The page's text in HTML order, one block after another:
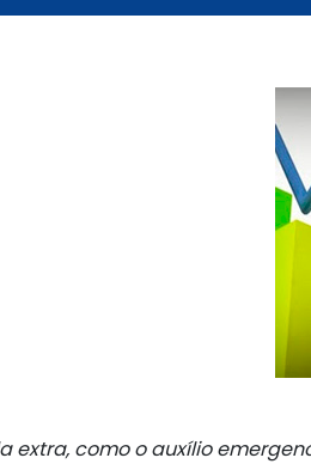
extra, como o auxílio